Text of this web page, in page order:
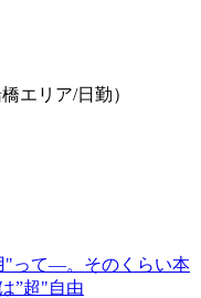
エリア/日勤）
"って―。そのくらい本
”超"自由